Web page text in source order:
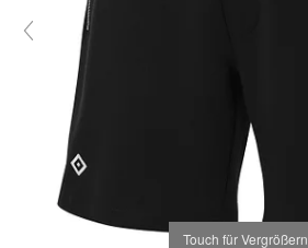
Touch für Vergrößern